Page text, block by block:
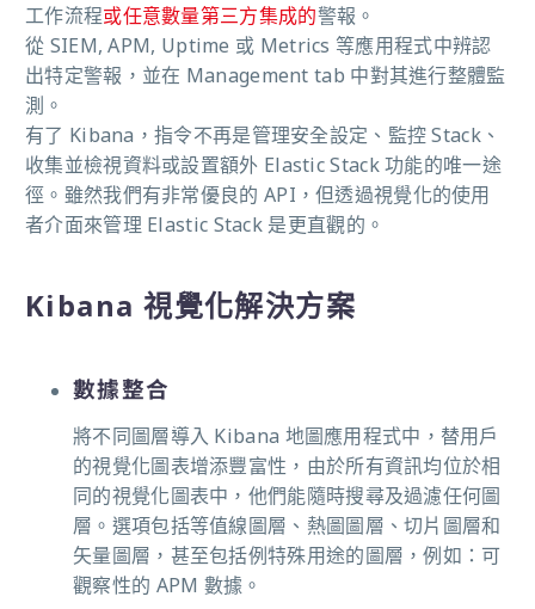
工作流程或任意數量第三方集成的警報。
從 SIEM, APM, Uptime 或 Metrics 等應用程式中辨認
出特定警報，並在 Management tab 中對其進行整體監
測。
有了 Kibana，指令不再是管理安全設定、監控 Stack、
收集並檢視資料或設置額外 Elastic Stack 功能的唯一途
徑。雖然我們有非常優良的 API，但透過視覺化的使用
者介面來管理 Elastic Stack 是更直觀的。
Kibana 視覺化解決方案
數據整合
將不同圖層導入 Kibana 地圖應用程式中，替用戶
的視覺化圖表增添豐富性，由於所有資訊均位於相
同的視覺化圖表中，他們能隨時搜尋及過濾任何圖
層。選項包括等值線圖層、熱圖圖層、切片圖層和
矢量圖層，甚至包括例特殊用途的圖層，例如：可
觀察性的 APM 數據。